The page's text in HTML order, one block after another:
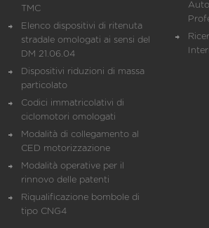
TMC
Elenco dispositivi di ritenuta
stradale omologati ai sensi del
DM 21.06.04
Dispositivi riduzioni di massa
particolato
Codici immatricolativi di
ciclomotori omologati
Modalità di collegamento al
CED motorizzazione
Modalità operative per il
rinnovo delle patenti
Riqualificazione bombole di
tipo CNG4